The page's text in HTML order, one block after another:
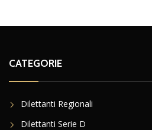
CATEGORIE
Dilettanti Regionali
Dilettanti Serie D